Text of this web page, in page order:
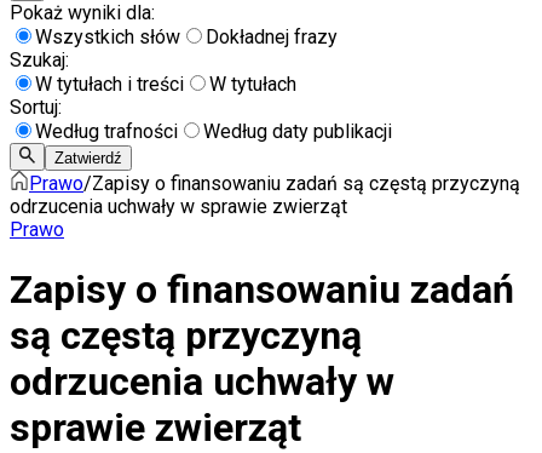
Pokaż wyniki dla:
Wszystkich słów
Dokładnej frazy
Szukaj:
W tytułach i treści
W tytułach
Sortuj:
Według trafności
Według daty publikacji
Zatwierdź
Prawo/Zapisy o finansowaniu zadań są częstą przyczyną
odrzucenia uchwały w sprawie zwierząt
Prawo
Zapisy o finansowaniu zadań
są częstą przyczyną
odrzucenia uchwały w
sprawie zwierząt